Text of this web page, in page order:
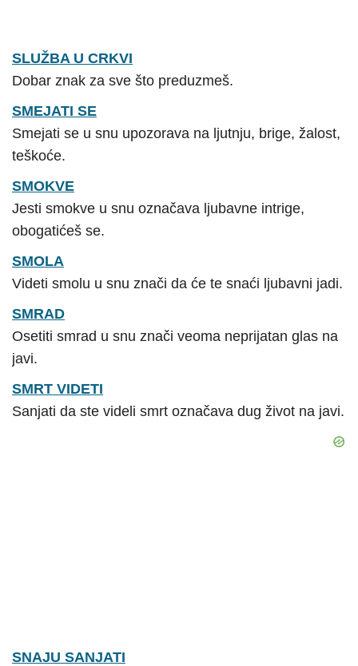
SLUŽBA U CRKVI
Dobar znak za sve što preduzmeš.
SMEJATI SE
Smejati se u snu upozorava na ljutnju, brige, žalost,
teškoće.
SMOKVE
Jesti smokve u snu označava ljubavne intrige,
obogatićeš se.
SMOLA
Videti smolu u snu znači da će te snaći ljubavni jadi.
SMRAD
Osetiti smrad u snu znači veoma neprijatan glas na
javi.
SMRT VIDETI
Sanjati da ste videli smrt označava dug život na javi.
SNAJU SANJATI